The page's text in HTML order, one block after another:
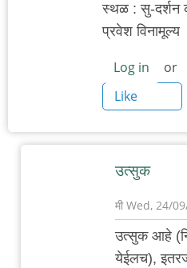
स्थळ : सु-दर्शन
प्रवेश विनामूल्य
Log in or
Like
उत्सुक
मी Wed, 24/
reply
उत्सुक आहे
येईलच),